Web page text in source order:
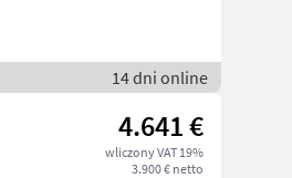
14 dni online
4.641 €
wliczony VAT 19%
3.900 € netto